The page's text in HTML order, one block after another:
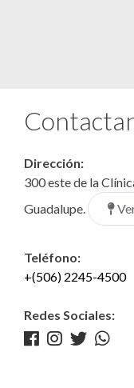
Dirección:
300 este de la
Guadalupe.
Teléfono:
+(506) 2245-4500
Redes Sociales: